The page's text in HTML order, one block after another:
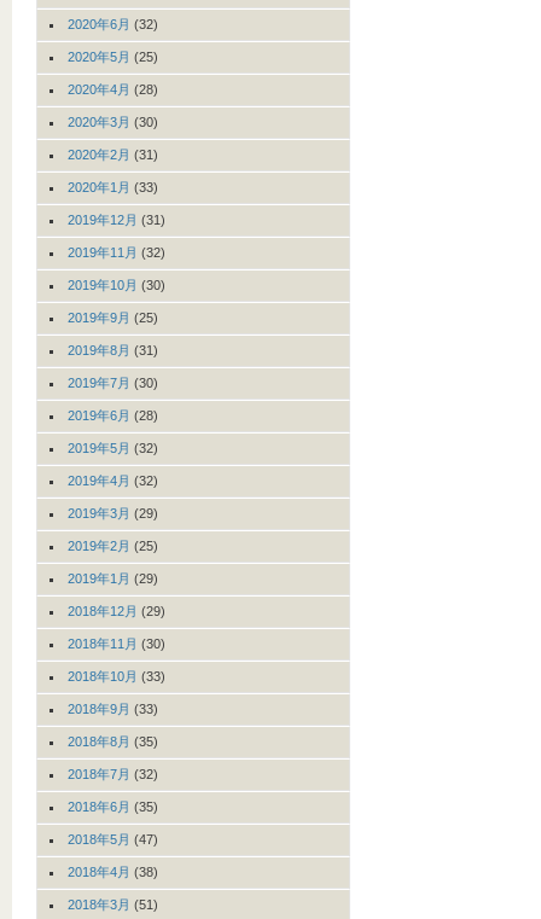
2020年6月 (32)
2020年5月 (25)
2020年4月 (28)
2020年3月 (30)
2020年2月 (31)
2020年1月 (33)
2019年12月 (31)
2019年11月 (32)
2019年10月 (30)
2019年9月 (25)
2019年8月 (31)
2019年7月 (30)
2019年6月 (28)
2019年5月 (32)
2019年4月 (32)
2019年3月 (29)
2019年2月 (25)
2019年1月 (29)
2018年12月 (29)
2018年11月 (30)
2018年10月 (33)
2018年9月 (33)
2018年8月 (35)
2018年7月 (32)
2018年6月 (35)
2018年5月 (47)
2018年4月 (38)
2018年3月 (51)